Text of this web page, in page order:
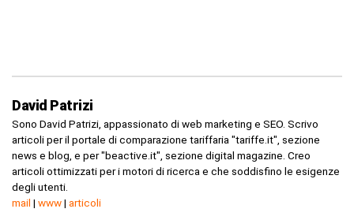
David Patrizi
Sono David Patrizi, appassionato di web marketing e SEO. Scrivo
articoli per il portale di comparazione tariffaria "tariffe.it", sezione
news e blog, e per "beactive.it", sezione digital magazine. Creo
articoli ottimizzati per i motori di ricerca e che soddisfino le esigenze
degli utenti.
mail | www| articoli